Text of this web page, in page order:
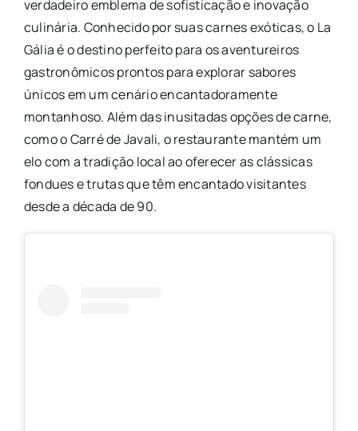
verdadeiro emblema de sofisticação e inovação
culinária. Conhecido por suas carnes exóticas, o La
Gália é o destino perfeito para os aventureiros
gastronômicos prontos para explorar sabores
únicos em um cenário encantadoramente
montanhoso. Além das inusitadas opções de carne,
como o Carré de Javali, o restaurante mantém um
elo com a tradição local ao oferecer as clássicas
fondues e trutas que têm encantado visitantes
desde a década de 90.